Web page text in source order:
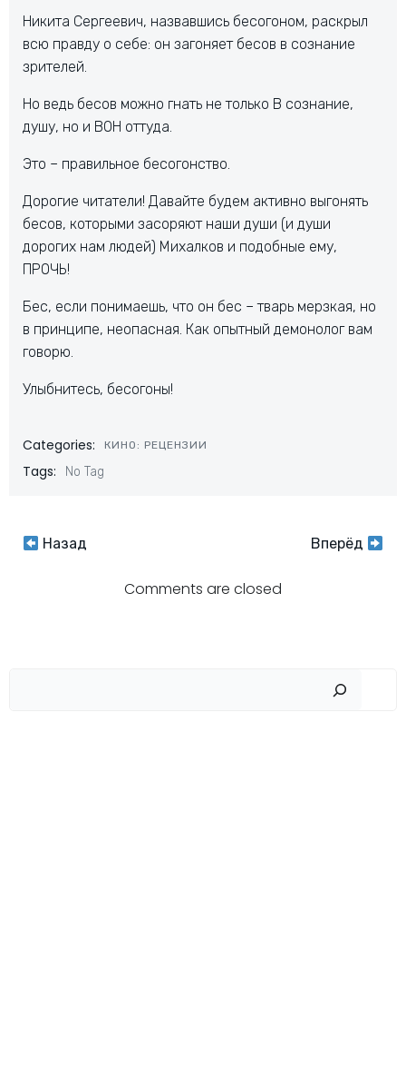
Никита Сергеевич, назвавшись бесогоном, раскрыл
всю правду о себе: он загоняет бесов в сознание
зрителей.
Но ведь бесов можно гнать не только В сознание,
душу, но и ВОН оттуда.
Это – правильное бесогонство.
Дорогие читатели! Давайте будем активно выгонять
бесов, которыми засоряют наши души (и души
дорогих нам людей) Михалков и подобные ему,
ПРОЧЬ!
Бес, если понимаешь, что он бес – тварь мерзкая, но
в принципе, неопасная. Как опытный демонолог вам
говорю.
Улыбнитесь, бесогоны!
Categories: КИНО: РЕЦЕНЗИИ
Tags: No Tag
Навигация
Назад
Навигация
по
Вперёд
Comments are closed